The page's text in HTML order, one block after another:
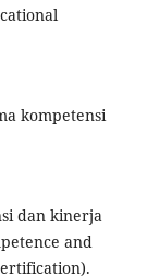
kompetensi
dan kinerja
and